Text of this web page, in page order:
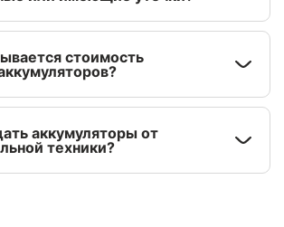
стоимость
аккумуляторы от
техники?